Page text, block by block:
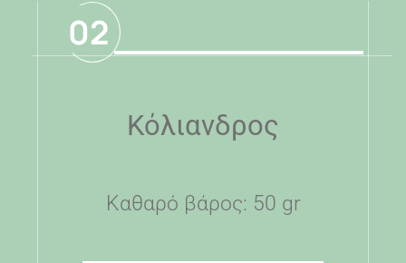
02
Κόλιανδρος
Καθαρό βάρος: 50 gr